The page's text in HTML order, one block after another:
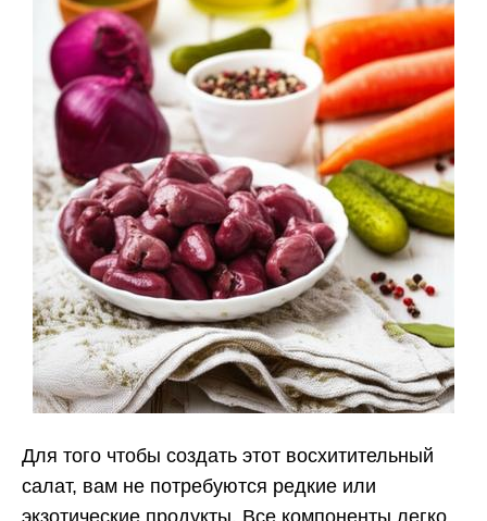
Для того чтобы создать этот восхитительный
салат, вам не потребуются редкие или